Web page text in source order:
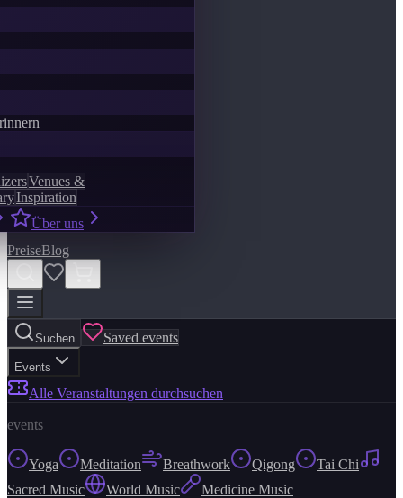
Venues &
Inspiration
Über uns
PreiseBlog
Suchen Saved events
Events
Alle Veranstaltungen durchsuchen
events
Yoga Meditation Breathwork Qigong
Tai Chi
Sacred Music
World Music Medicine Music